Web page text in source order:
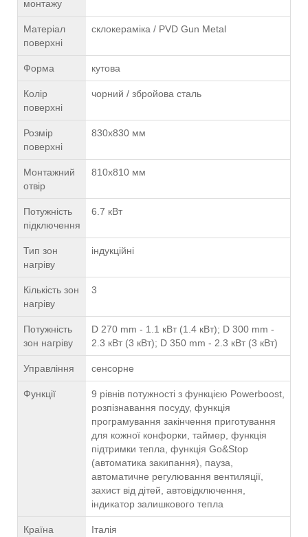
монтажу
Матеріал
поверхні
склокераміка / PVD Gun Metal
Форма кутова
Колір
поверхні
чорний / збройова сталь
Розмір
поверхні
830х830 мм
Монтажний
отвір
810х810 мм
Потужність
підключення
6.7 кВт
Тип зон
нагріву
індукційні
Кількість зон
нагріву
3
Потужність
зон нагріву
D 270 mm - 1.1 кВт (1.4 кВт); D 300 mm -
2.3 кВт (3 кВт); D 350 mm - 2.3 кВт (3 кВт)
Управління сенсорне
Функції
9 рівнів потужності з функцією Powerboost,
розпізнавання посуду, функція
програмування закінчення приготування
для кожної конфорки, таймер, функція
підтримки тепла, функція Go&Stop
(автоматика закипання), пауза,
автоматичне регулювання вентиляції,
захист від дітей, автовідключення,
індикатор залишкового тепла
Країна
Італія